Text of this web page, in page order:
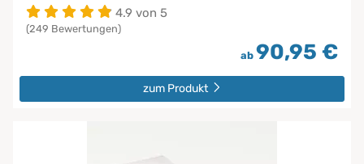
4.9 von 5
(249 Bewertungen)
ab 90,95 €
zum Produkt